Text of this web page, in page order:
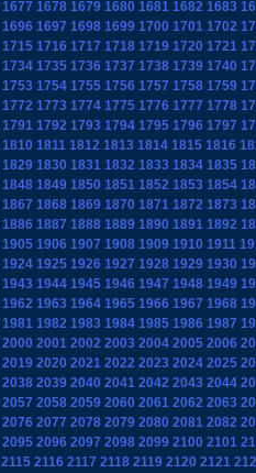
1677 1678 1679 1680 1681 1682 1683
1696 1697 1698 1699 1700 1701 1702
1715 1716 1717 1718 1719 1720 1721
1734 1735 1736 1737 1738 1739 1740
1753 1754 1755 1756 1757 1758 1759
1772 1773 1774 1775 1776 1777 1778
1791 1792 1793 1794 1795 1796 1797
1810 1811 1812 1813 1814 1815 1816
1829 1830 1831 1832 1833 1834 1835
1848 1849 1850 1851 1852 1853 1854
1867 1868 1869 1870 1871 1872 1873
1886 1887 1888 1889 1890 1891 1892
1905 1906 1907 1908 1909 1910 1911
1924 1925 1926 1927 1928 1929 1930
1943 1944 1945 1946 1947 1948 1949
1962 1963 1964 1965 1966 1967 1968
1981 1982 1983 1984 1985 1986 1987
2000 2001 2002 2003 2004 2005 2006
2019 2020 2021 2022 2023 2024 2025
2038 2039 2040 2041 2042 2043 2044
2057 2058 2059 2060 2061 2062 2063
2076 2077 2078 2079 2080 2081 2082
2095 2096 2097 2098 2099 2100 2101
2115 2116 2117 2118 2119 2120 2121